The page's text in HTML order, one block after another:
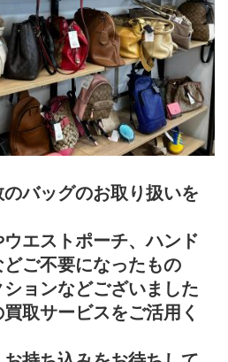
バッグのお取り扱いを
エストポーチ、ハンド
ご不要になったもの
ョンなどございました
取サービスをご活用く